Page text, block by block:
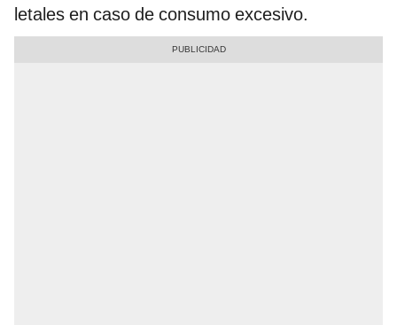
letales en caso de consumo excesivo.